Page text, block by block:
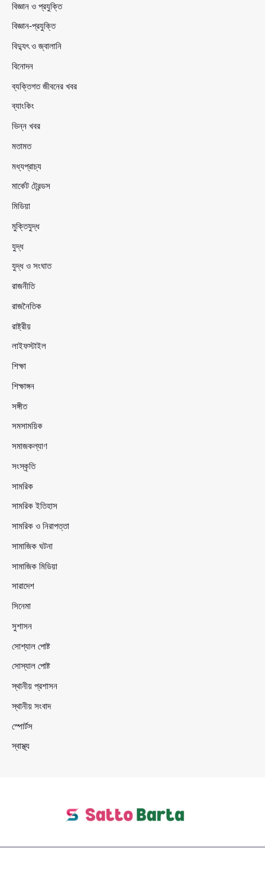
বিজ্ঞান ও প্রযুক্তি
বিজ্ঞান-প্রযুক্তি
বিদ্যুৎ ও জ্বালানি
বিনোদন
ব্যক্তিগত জীবনের খবর
ব্যাংকিং
ভিন্ন খবর
মতামত
মধ্যপ্রাচ্য
মার্কেট ট্রেন্ডস
মিডিয়া
মুক্তিযুদ্ধ
যুদ্ধ
যুদ্ধ ও সংঘাত
রাজনীতি
রাজনৈতিক
রাষ্ট্রীয়
লাইফস্টাইল
শিক্ষা
শিক্ষাঙ্গন
সঙ্গীত
সমসাময়িক
সমাজকল্যাণ
সংস্কৃতি
সামরিক
সামরিক ইতিহাস
সামরিক ও নিরাপত্তা
সামাজিক ঘটনা
সামাজিক মিডিয়া
সারাদেশ
সিনেমা
সুশাসন
সোশ্যাল পোষ্ট
সোস্যাল পোষ্ট
স্থানীয় প্রশাসন
স্থানীয় সংবাদ
স্পোর্টস
স্বাস্থ্য